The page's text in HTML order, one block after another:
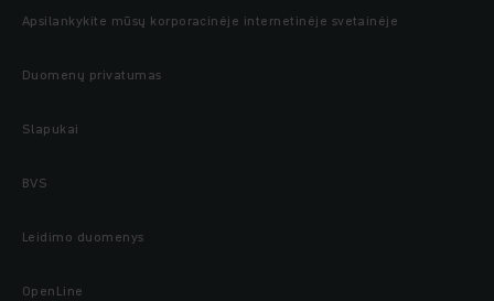
Apsilankykite mūsų korporacinėje internetinėje svetainėje
Duomenų privatumas
Slapukai
BVS
Leidimo duomenys
OpenLine